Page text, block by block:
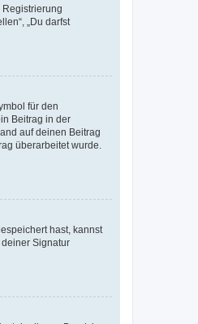
Registrierung
„Du darfst
für den
Beitrag in der
auf deinen Beitrag
überarbeitet wurde.
hast, kannst
Signatur